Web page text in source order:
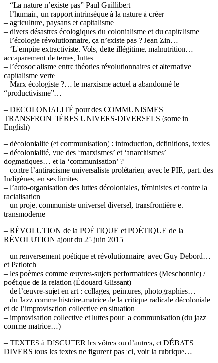
– “La nature n’existe pas” Paul Guillibert
– l’humain, un rapport intrinsèque à la nature à créer
– agriculture, paysans et capitalisme
– divers désastres écologiques du colonialisme et du capitalisme
– l’écologie révolutionnaire, ça n’existe pas ? Jean Zin…
– ‘L’empire extractiviste. Vols, dette illégitime, malnutrition…
accaparement de terres, luttes…
– l’écosocialisme entre théories révolutionnaires et alternative
capitalisme verte
– Marx écologiste ?… le marxisme actuel a abandonné le
“productivisme”…
– DÉCOLONIALITÉ pour des COMMUNISMES
TRANSFRONTIÈRES UNIVERS-DIVERSELS (some in
English)
– décolonialité (et communisation) : introduction, définitions, textes
– décolonialité, vue des ‘marxismes’ et ‘anarchismes’
dogmatiques… et la ‘communisation’ ?
– contre l’antiracisme universaliste prolétarien, avec le PIR, parti des
Indigènes, en ses limites
– l’auto-organisation des luttes décoloniales, féministes et contre la
racialisation
– un projet communiste universel diversel, transfrontière et
transmoderne
– RÉVOLUTION de la POÉTIQUE et POÉTIQUE de la
RÉVOLUTION ajout du 25 juin 2015
– un renversement poétique et révolutionnaire, avec Guy Debord…
et Patlotch
– les poèmes comme œuvres-sujets performatrices (Meschonnic) /
poétique de la relation (Édouard Glissant)
– de l’œuvre-sujet en art : collages, peintures, photographies…
– du Jazz comme histoire-matrice de la critique radicale décoloniale
et de l’improvisation collective en situation
– improvisation collective et luttes pour la communisation (du jazz
comme matrice…)
– TEXTES à DISCUTER les vôtres ou d’autres, et DÉBATS
DIVERS tous les textes ne figurent pas ici, voir la rubrique…